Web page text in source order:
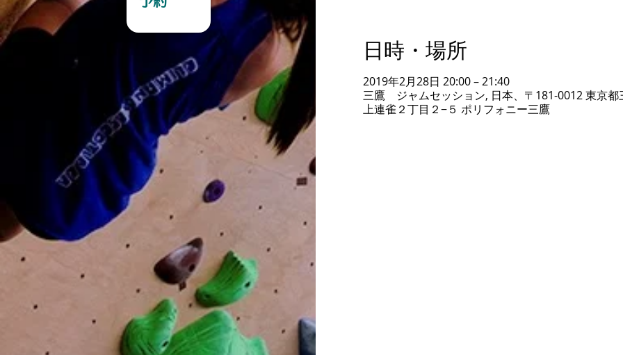
日時・場所
2019年2月28日 20:00 – 21:40
三鷹 ジャムセッション, 日本、〒181-0012 東京都
上連雀２丁目２−５ ポリフォニー三鷹